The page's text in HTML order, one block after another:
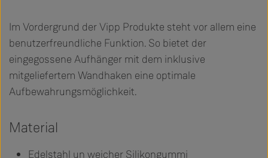
Im Vordergrund der Vipp Produkte steht vor allem eine
benutzerfreundliche Funktion. So bietet der
eingegossene Aufhänger mit dem inklusive
mitgeliefertem Wandhaken eine optimale
Aufbewahrungsmöglichkeit.
Material
Edelstahl un weicher Silikongummi